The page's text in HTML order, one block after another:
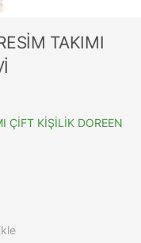
TAKIMI
ÇİFT KİŞİLİK DOREEN